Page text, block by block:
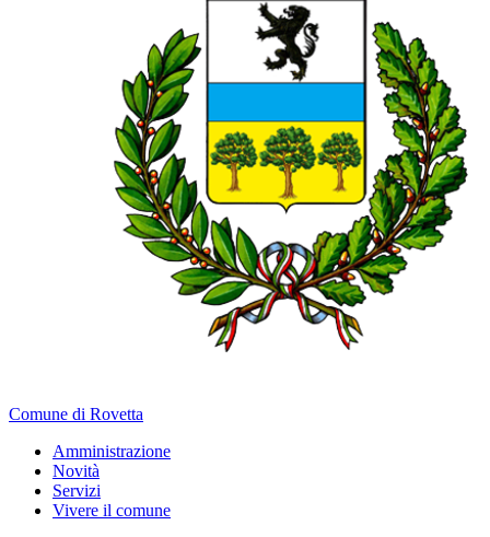
Comune di Rovetta
Amministrazione
Novità
Servizi
Vivere il comune